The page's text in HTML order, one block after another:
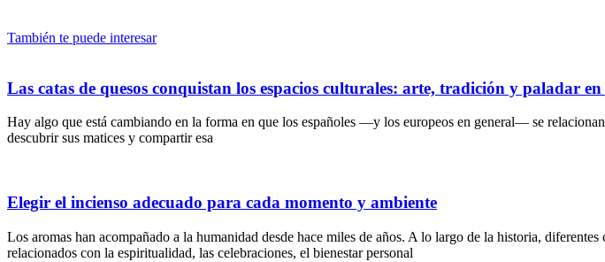
También te puede interesar
Las catas de quesos conquistan los espacios culturales: arte, tradición y paladar
Hay algo que está cambiando en la forma en que los españoles —y los europeos en general— se
descubrir sus matices y compartir esa
Elegir el incienso adecuado para cada momento y ambiente
Los aromas han acompañado a la humanidad desde hace miles de años. A lo largo de la historia,
relacionados con la espiritualidad, las celebraciones, el bienestar personal